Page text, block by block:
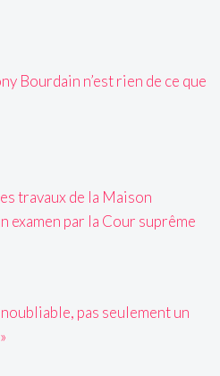
Bourdain n’est rien de ce que
travaux de la Maison
examen par la Cour suprême
pas seulement un